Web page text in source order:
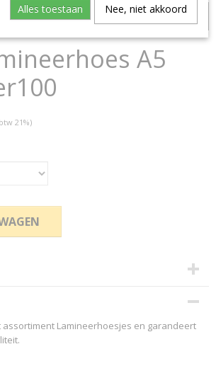
A5 ECHT nergens goedkoper!
A5
21%)
assortiment Lamineerhoesjes en garandeert
Alles toestaan Nee, niet akkoord